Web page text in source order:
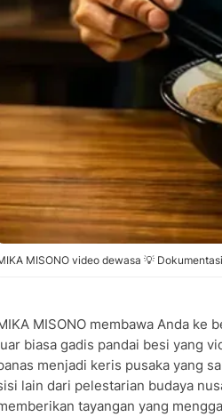
MISONO video dewasa 💡
MISONO membawa Anda ke
biasa gadis pandai besi yang
menjadi keris pusaka yang
lain dari pelestarian budaya
tayangan yang